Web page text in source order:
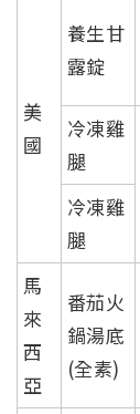
美
國
養生甘
露錠
冷凍雞
腿
冷凍雞
腿
馬
來
西
亞
番茄火
鍋湯底
(全素)